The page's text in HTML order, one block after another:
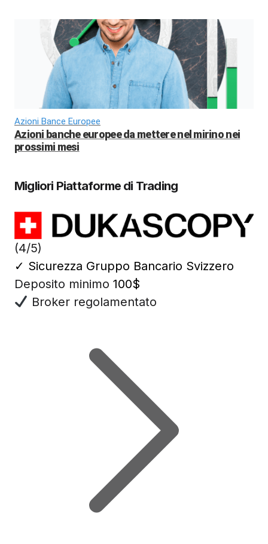
Azioni Bance Europee
Azioni banche europee da mettere nel mirino nei
prossimi mesi
Migliori Piattaforme di Trading
(4/5)
✓ Sicurezza Gruppo Bancario Svizzero
Deposito minimo 100$
Broker regolamentato